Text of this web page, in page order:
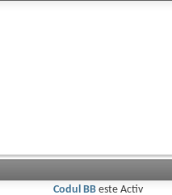
Codul BBeste Activ